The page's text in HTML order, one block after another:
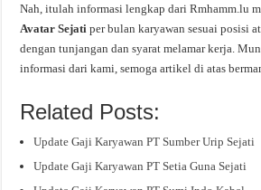
Nah, itulah informasi lengkap dari Rmhamm.lu
Avatar Sejatiper bulan karyawan sesuai posisi
dengan tunjangan dan syarat melamar kerja.
informasi dari kami, semoga artikel di atas
Related Posts:
Update Gaji Karyawan PT Sumber Urip Sejati
Update Gaji Karyawan PT Setia Guna Sejati